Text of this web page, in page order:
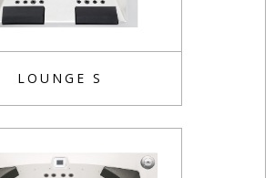
LOUNGE S